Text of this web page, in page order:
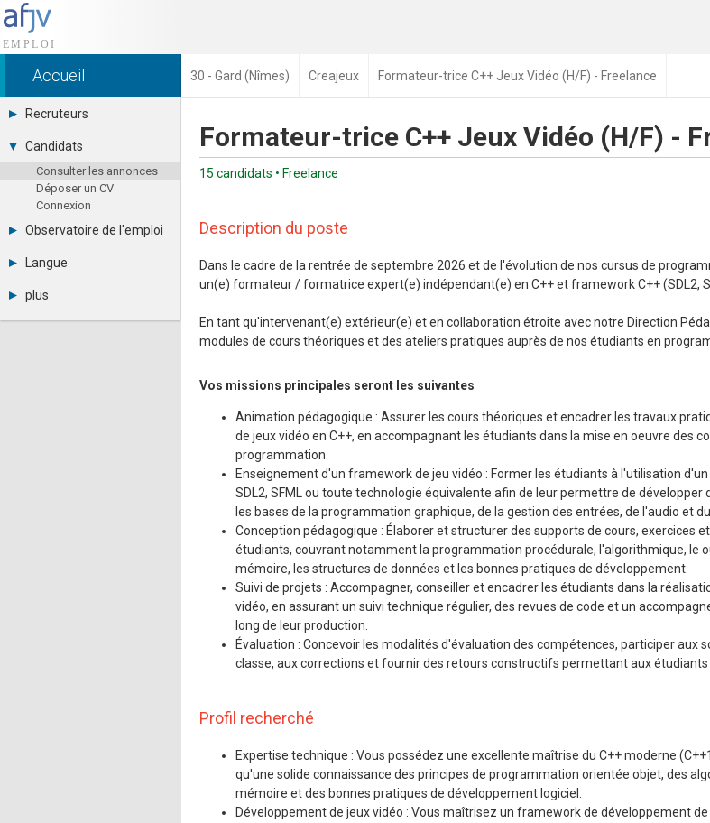
Accueil 30 - Gard (Nîmes) Creajeux Formateur-trice C++ Jeux Vidéo (H/F) - Freelance
Recruteurs
Déposer une annonce
Tarifs
Interface recruteur
Candidats
Consulter les annonces
Déposer un CV
Connexion
Observatoire de l'emploi
Par métier
Par contrat
Langue
Español
plus
Actualités
Formateur-trice C++ Jeux Vidéo (H/F) -
15 candidats • Freelance
Description du poste
Dans le cadre de la rentrée de septembre 2026 et de l'évolution de nos cursus de
un(e) formateur / formatrice expert(e) indépendant(e) en C++ et framework C++ (SDL2,
En tant qu'intervenant(e) extérieur(e) et en collaboration étroite avec notre Direction
modules de cours théoriques et des ateliers pratiques auprès de nos étudiants en
Vos missions principales seront les suivantes
Animation pédagogique : Assurer les cours théoriques et encadrer les travaux
de jeux vidéo en C++, en accompagnant les étudiants dans la mise en oeuvre des
programmation.
Enseignement d'un framework de jeu vidéo : Former les étudiants à l'utilisation
SDL2, SFML ou toute technologie équivalente afin de leur permettre de développer
les bases de la programmation graphique, de la gestion des entrées, de l'audio et
Conception pédagogique : Élaborer et structurer des supports de cours, exercices
étudiants, couvrant notamment la programmation procédurale, l'algorithmique, le
mémoire, les structures de données et les bonnes pratiques de développement.
Suivi de projets : Accompagner, conseiller et encadrer les étudiants dans la
vidéo, en assurant un suivi technique régulier, des revues de code et un
long de leur production.
Évaluation : Concevoir les modalités d'évaluation des compétences, participer aux
classe, aux corrections et fournir des retours constructifs permettant aux étudiants
Profil recherché
Expertise technique : Vous possédez une excellente maîtrise du C++ moderne
qu'une solide connaissance des principes de programmation orientée objet, des
mémoire et des bonnes pratiques de développement logiciel.
Développement de jeux vidéo : Vous maîtrisez un framework de développement de